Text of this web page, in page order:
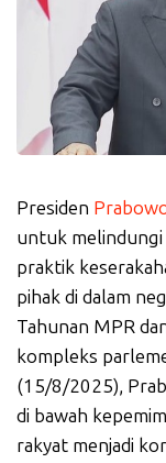
Presiden
untuk melindungi
praktik
pihak di dalam
Tahunan MPR
kompleks
(15/8/2025),
di bawah
rakyat menjadi